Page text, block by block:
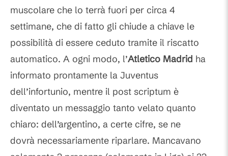
muscolare che lo terrà fuori per circa 4
settimane, che di fatto gli chiude a chiave le
possibilità di essere ceduto tramite il riscatto
automatico. A ogni modo, l’Atletico Madrid ha
informato prontamente la Juventus
dell’infortunio, mentre il post scriptum è
diventato un messaggio tanto velato quanto
chiaro: dell’argentino, a certe cifre, se ne
dovrà necessariamente riparlare. Mancavano